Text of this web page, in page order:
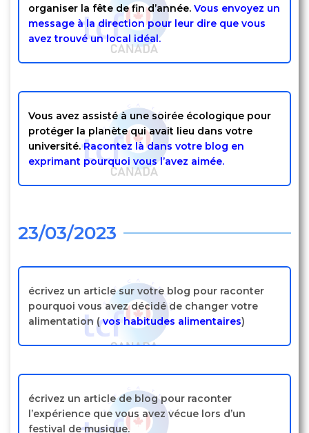
organiser la fête de fin d’année. Vous envoyez un
message à la direction pour leur dire que vous
avez trouvé un local idéal.
Vous avez assisté à une soirée écologique pour
protéger la planète qui avait lieu dans votre
université. Racontez là dans votre blog en
exprimant pourquoi vous l’avez aimée.
23/03/2023
écrivez un article sur votre blog pour raconter
pourquoi vous avez décidé de changer votre
alimentation (vos habitudes alimentaires)
écrivez un article de blog pour raconter
l’expérience que vous avez vécue lors d’un
festival de musique.